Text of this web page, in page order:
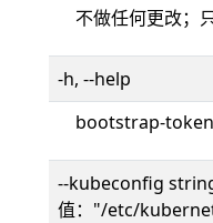
不做任何更改；
-h, --help
bootstrap-token
--kubeconfig
值："/etc/